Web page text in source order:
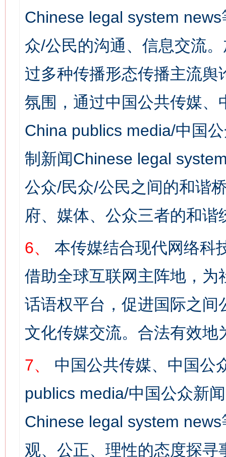
Chinese legal system
众/公民的沟通、信息交流
过多种传播形态传播主流
氛围，通过中国公共传媒
China publics media/中国
制新闻Chinese legal
公众/民众/公民之间的和谐
府、媒体、公众三者的和谐
6、
本传媒结合现代网络科
借助全球互联网主阵地，
话语权平台，促进国际之
文化传媒交流。合法有效地
7、
中国公共传媒、中国公
publics media/中国公众新
Chinese legal system
观、公正、理性的态度探寻